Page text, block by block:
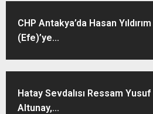
CHP Antakya’da Hasan Yıldırım
(Efe)’ye...
Hatay Sevdalısı Ressam Yusuf
Altunay,...